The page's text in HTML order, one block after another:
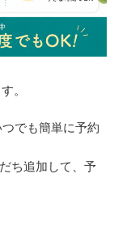
。
でも簡単に予約
ち追加して、予